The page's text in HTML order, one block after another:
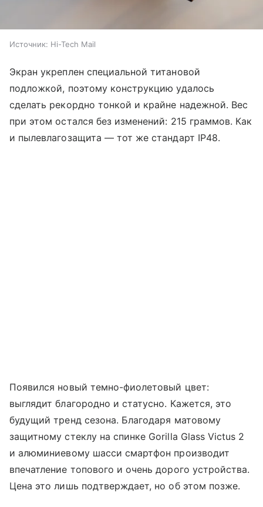
Источник: Hi-Tech Mail
Экран укреплен специальной титановой
подложкой, поэтому конструкцию удалось
сделать рекордно тонкой и крайне надежной. Вес
при этом остался без изменений: 215 граммов. Как
и пылевлагозащита — тот же стандарт IP48.
Появился новый темно-фиолетовый цвет:
выглядит благородно и статусно. Кажется, это
будущий тренд сезона. Благодаря матовому
защитному стеклу на спинке Gorilla Glass Victus 2
и алюминиевому шасси смартфон производит
впечатление топового и очень дорого устройства.
Цена это лишь подтверждает, но об этом позже.